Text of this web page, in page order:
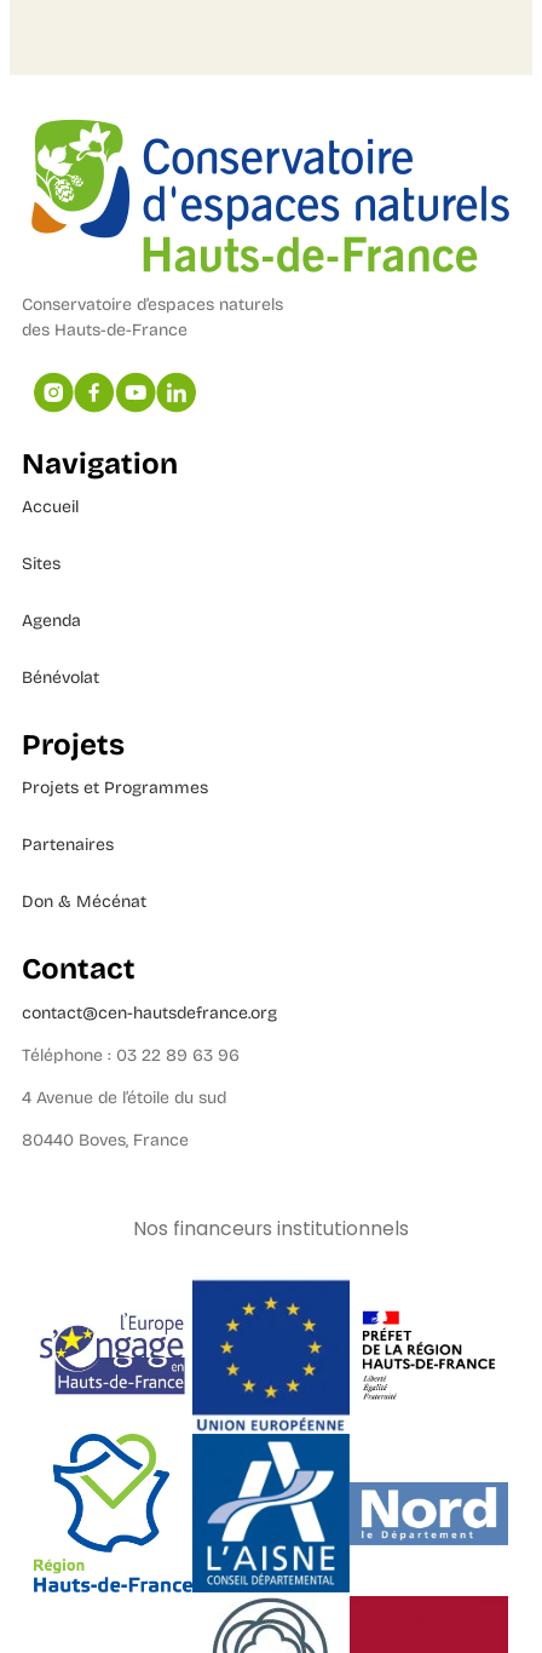
Conservatoire d’espaces naturels
des Hauts-de-France
Navigation
Accueil
Sites
Agenda
Bénévolat
Projets
Projets et Programmes
Partenaires
Don & Mécénat
Contact
contact@cen-hautsdefrance.org
Téléphone : 03 22 89 63 96
4 Avenue de l’étoile du sud
80440 Boves, France
Nos financeurs institutionnels